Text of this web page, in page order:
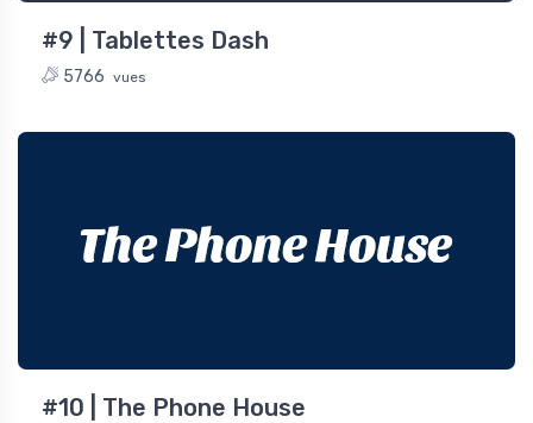
#9 | Tablettes Dash
5766 vues
The Phone House
#10 | The Phone House